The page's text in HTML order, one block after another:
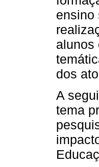
ensino
alunos
dos
A
tema